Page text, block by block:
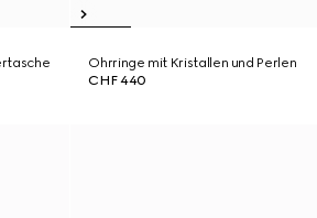
Ohrringe mit Kristallen und Perlen
CHF 440